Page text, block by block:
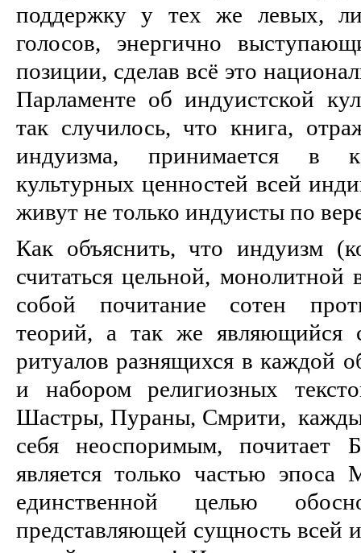
поддержку у тех же левых,
голосов, энергично
позиции, сделав всё это
Парламенте об индуистской
так случилось, что книга,
индуизма, принимается в
культурных ценностей всей
живут не только индуисты по
Как объяснить, что индуизм
считаться цельной,
собой почитание сотен
теорий, а так же являющийся
ритуалов разнящихся в каждой
и набором религиозных
Шастры, Пураны, Смрити,
себя неоспоримым, почитает
является только частью эпоса
единственной целью
представляющей сущность всей